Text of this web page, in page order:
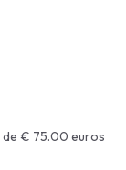
€ 75.00 euros